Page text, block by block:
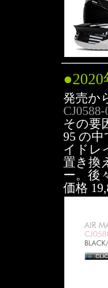
●2020
発売か
CJ0588-
その要
95 の
イドレ
置き換
ー。後
価格